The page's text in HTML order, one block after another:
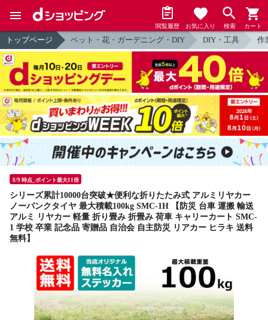
閲覧履歴 お気に入り 検索 カート
トップページ ペット・花・ガーデニング・DIY DIY・工具 作
8/9 時点_ポイント最大11倍
シリーズ累計10000台突破★便利な折りたたみ式 アルミリヤカー
ノーパンクタイヤ 最大積載100kg SMC-1H 【防災 台車 運搬 輸送
アルミ リヤカー 軽量 折り畳み 折畳み 荷車 キャリーカート SMC-
1 学校 卒業 記念品 寄贈品 自治会 自主防災 リアカー ヒラキ 送料
無料】